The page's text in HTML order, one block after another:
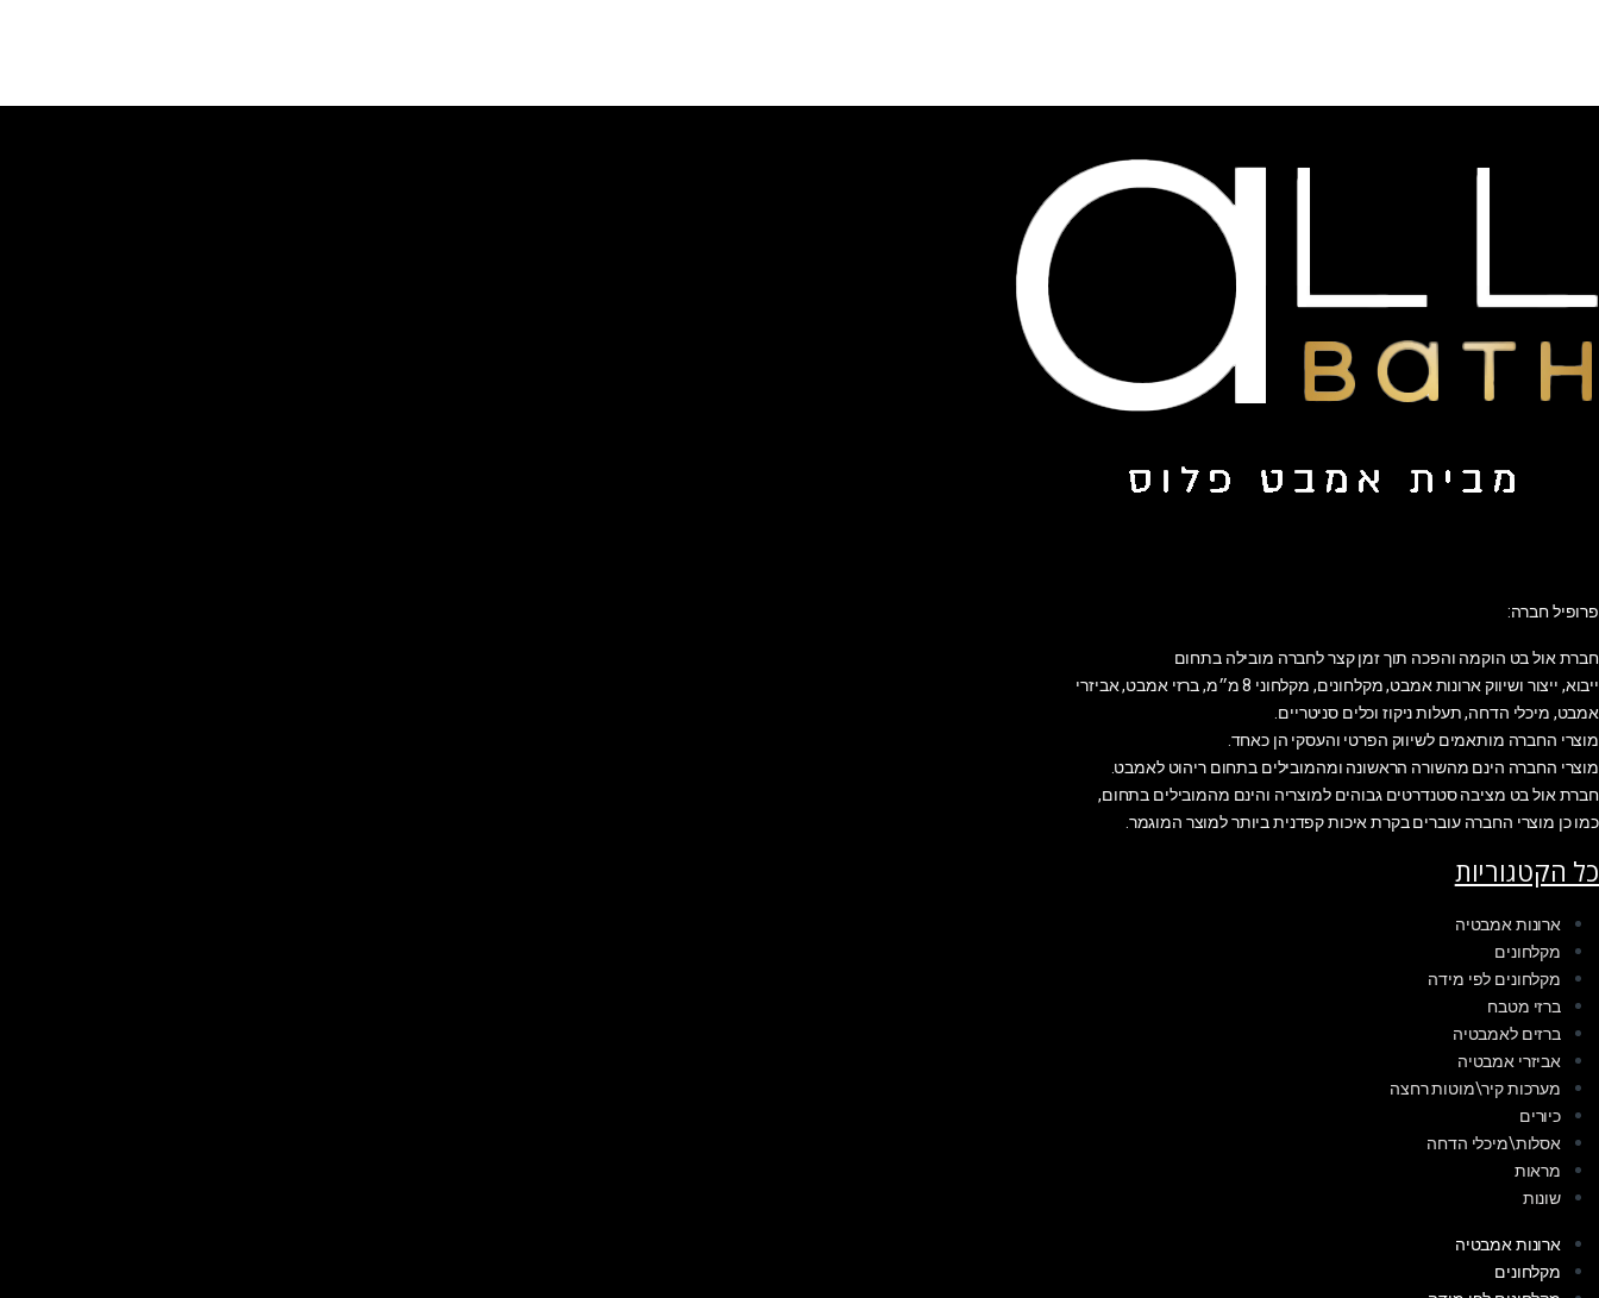
פרופיל חברה:
חברת אול בט הוקמה והפכה תוך זמן קצר לחברה מובילה בתחום
ייבוא, ייצור ושיווק ארונות אמבט, מקלחונים, מקלחוני 8 מ״מ, ברזי אמבט, אביזרי
אמבט, מיכלי הדחה, תעלות ניקוז וכלים סניטריים.
מוצרי החברה מותאמים לשיווק הפרטי והעסקי הן כאחד.
מוצרי החברה הינם מהשורה הראשונה ומהמובילים בתחום ריהוט לאמבט.
חברת אול בט מציבה סטנדרטים גבוהים למוצריה והינם מהמובילים בתחום,
כמו כן מוצרי החברה עוברים בקרת איכות קפדנית ביותר למוצר המוגמר.
כל הקטגוריות
ארונות אמבטיה
מקלחונים
מקלחונים לפי מידה
ברזי מטבח
ברזים לאמבטיה
אביזרי אמבטיה
מערכות קיר\מוטות רחצה
כיורים
אסלות\מיכלי הדחה
מראות
שונות
ארונות אמבטיה
מקלחונים